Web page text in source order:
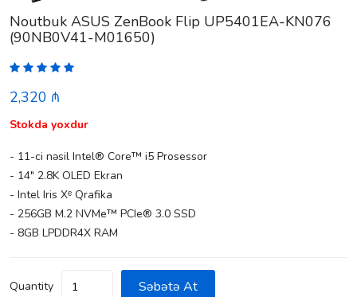
Noutbuk ASUS ZenBook Flip UP5401EA-KN076
(90NB0V41-M01650)
2,320 ₼
Stokda yoxdur
- 11-ci nəsil Intel® Core™ i5 Prosessor
- 14" 2.8K OLED Ekran
- Intel Iris Xᵉ Qrafika
- 256GB M.2 NVMe™ PCIe® 3.0 SSD
- 8GB LPDDR4X RAM
Quantity Səbətə At